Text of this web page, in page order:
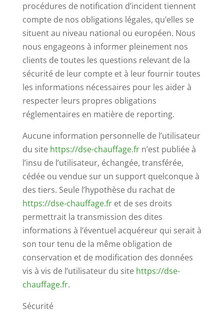
procédures de notification d’incident tiennent
compte de nos obligations légales, qu’elles se
situent au niveau national ou européen. Nous
nous engageons à informer pleinement nos
clients de toutes les questions relevant de la
sécurité de leur compte et à leur fournir toutes
les informations nécessaires pour les aider à
respecter leurs propres obligations
réglementaires en matière de reporting.
Aucune information personnelle de l’utilisateur
du site https://dse-chauffage.frn’est publiée à
l’insu de l’utilisateur, échangée, transférée,
cédée ou vendue sur un support quelconque à
des tiers. Seule l’hypothèse du rachat de
https://dse-chauffage.fret de ses droits
permettrait la transmission des dites
informations à l’éventuel acquéreur qui serait à
son tour tenu de la même obligation de
conservation et de modification des données
vis à vis de l’utilisateur du site https://dse-
chauffage.fr.
Sécurité